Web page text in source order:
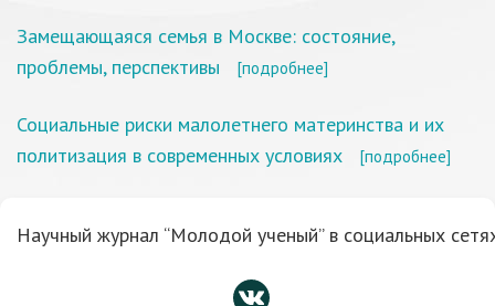
Замещающаяся семья в Москве: состояние,
проблемы, перспективы
[подробнее]
Социальные риски малолетнего материнства и их
политизация в современных условиях
[подробнее]
Научный журнал “Молодой ученый” в социальных